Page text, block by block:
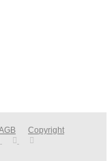
Copyright